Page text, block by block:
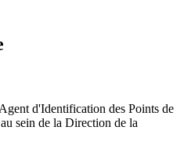
d'Identification des Points de
sein de la Direction de la